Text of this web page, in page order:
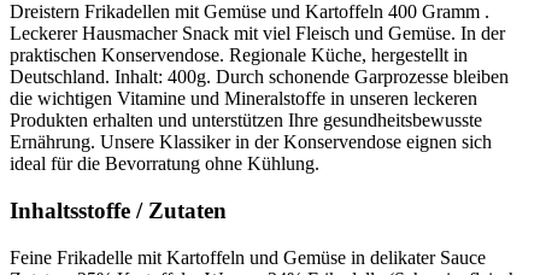
Dreistern Frikadellen mit Gemüse und Kartoffeln 400 Gramm .
Leckerer Hausmacher Snack mit viel Fleisch und Gemüse. In der
praktischen Konservendose. Regionale Küche, hergestellt in
Deutschland. Inhalt: 400g. Durch schonende Garprozesse bleiben
die wichtigen Vitamine und Mineralstoffe in unseren leckeren
Produkten erhalten und unterstützen Ihre gesundheitsbewusste
Ernährung. Unsere Klassiker in der Konservendose eignen sich
ideal für die Bevorratung ohne Kühlung.
Inhaltsstoffe / Zutaten
Feine Frikadelle mit Kartoffeln und Gemüse in delikater Sauce